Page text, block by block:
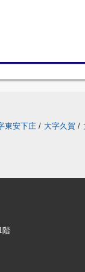
東安下庄 / 大字久賀 /
階